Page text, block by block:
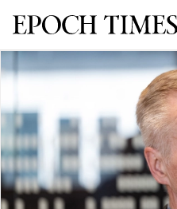
Svenska Epoch Times